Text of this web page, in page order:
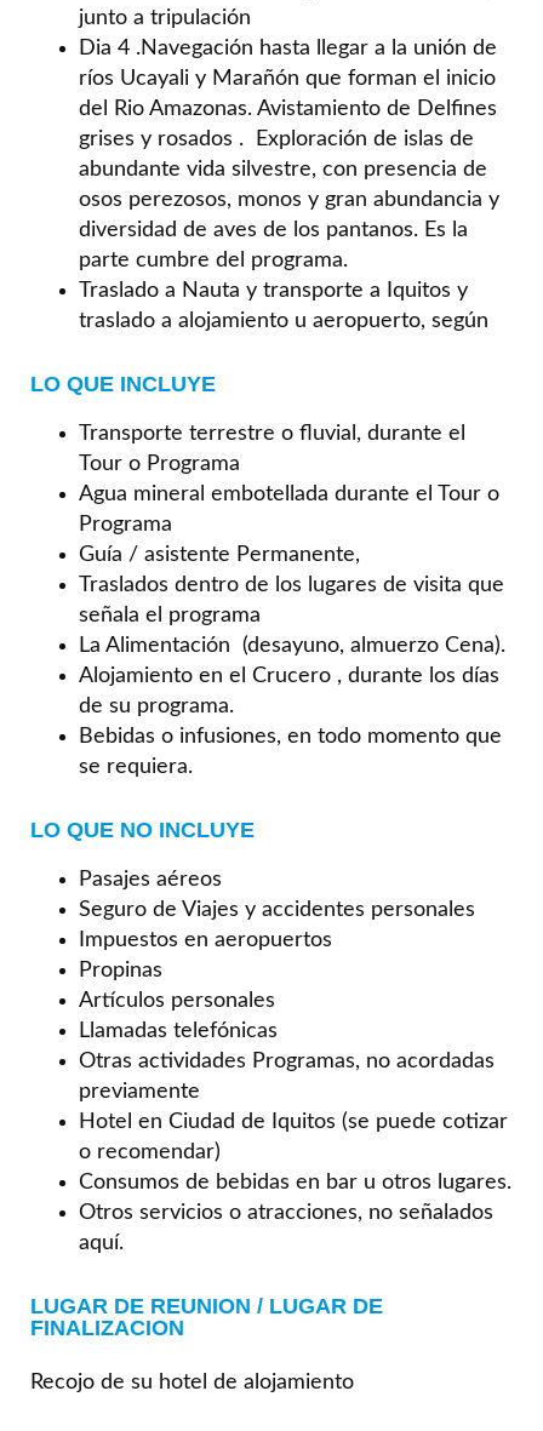
junto a tripulación
Dia 4 .Navegación hasta llegar a la unión de
ríos Ucayali y Marañón que forman el inicio
del Rio Amazonas. Avistamiento de Delfines
grises y rosados . Exploración de islas de
abundante vida silvestre, con presencia de
osos perezosos, monos y gran abundancia y
diversidad de aves de los pantanos. Es la
parte cumbre del programa.
Traslado a Nauta y transporte a Iquitos y
traslado a alojamiento u aeropuerto, según
LO QUE INCLUYE
Transporte terrestre o fluvial, durante el
Tour o Programa
Agua mineral embotellada durante el Tour o
Programa
Guía / asistente Permanente,
Traslados dentro de los lugares de visita que
señala el programa
La Alimentación (desayuno, almuerzo Cena).
Alojamiento en el Crucero , durante los días
de su programa.
Bebidas o infusiones, en todo momento que
se requiera.
LO QUE NO INCLUYE
Pasajes aéreos
Seguro de Viajes y accidentes personales
Impuestos en aeropuertos
Propinas
Artículos personales
Llamadas telefónicas
Otras actividades Programas, no acordadas
previamente
Hotel en Ciudad de Iquitos (se puede cotizar
o recomendar)
Consumos de bebidas en bar u otros lugares.
Otros servicios o atracciones, no señalados
aquí.
LUGAR DE REUNION / LUGAR DE
FINALIZACION
Recojo de su hotel de alojamiento